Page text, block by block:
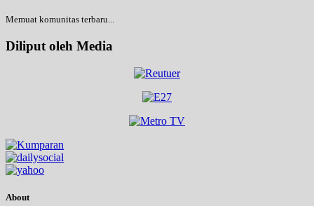
Memuat komunitas terbaru...
Diliput oleh Media
About